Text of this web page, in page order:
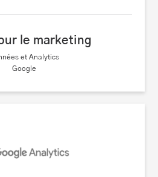
le marketing
et Analytics
Google